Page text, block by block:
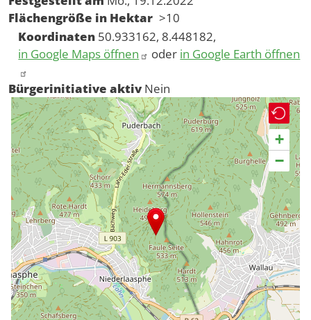
Flächengröße in Hektar >10
Koordinaten 50.933162, 8.448182,
in Google Maps öffnen
oder in Google Earth öffnen
Bürgerinitiative aktiv Nein
+
−